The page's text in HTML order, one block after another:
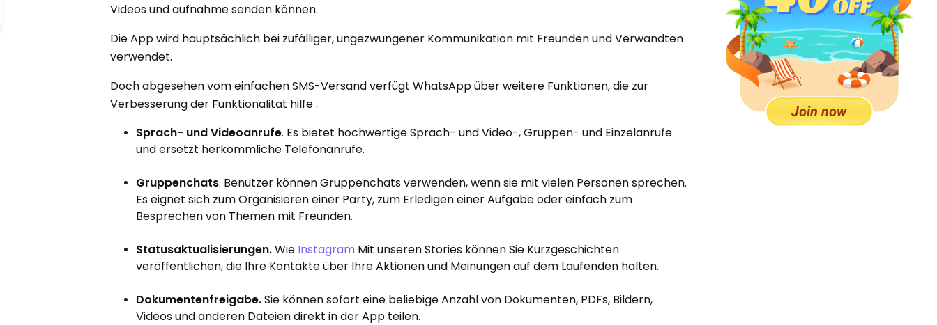
Videos und aufnahme senden können.
Die App wird hauptsächlich bei zufälliger, ungezwungener Kommunikation mit Freunden und Verwandten
verwendet.
Doch abgesehen vom einfachen SMS-Versand verfügt WhatsApp über weitere Funktionen, die zur
Verbesserung der Funktionalität hilfe .
Sprach- und Videoanrufe. Es bietet hochwertige Sprach- und Video-, Gruppen- und Einzelanrufe
und ersetzt herkömmliche Telefonanrufe.
Gruppenchats. Benutzer können Gruppenchats verwenden, wenn sie mit vielen Personen sprechen.
Es eignet sich zum Organisieren einer Party, zum Erledigen einer Aufgabe oder einfach zum
Besprechen von Themen mit Freunden.
Statusaktualisierungen.Wie Instagram Mit unseren Stories können Sie Kurzgeschichten
veröffentlichen, die Ihre Kontakte über Ihre Aktionen und Meinungen auf dem Laufenden halten.
Dokumentenfreigabe.Sie können sofort eine beliebige Anzahl von Dokumenten, PDFs, Bildern,
Videos und anderen Dateien direkt in der App teilen.